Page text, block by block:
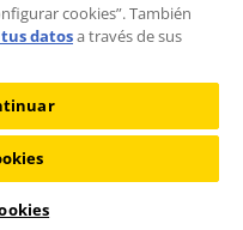
de uso y Política de
|Protección de datos
cookies”. También
datosa través de sus